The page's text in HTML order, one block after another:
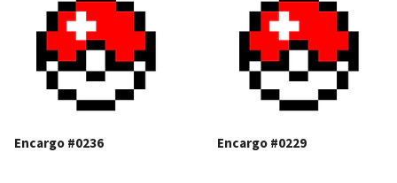
Encargo #0236 Encargo #0229